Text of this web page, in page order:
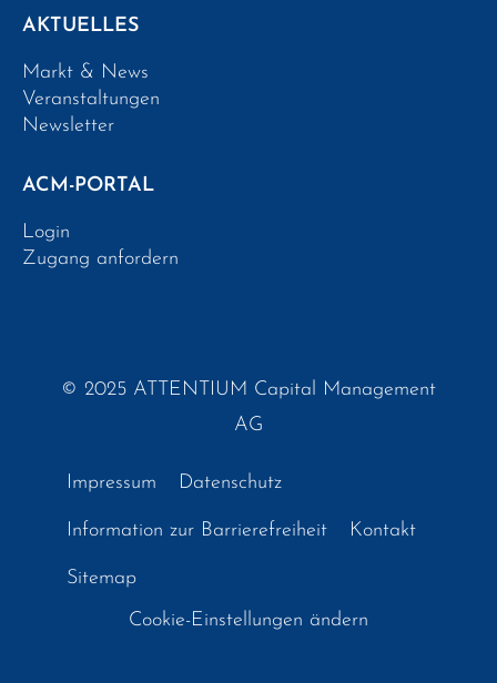
AKTUELLES
Markt & News
Veranstaltungen
Newsletter
ACM-PORTAL
Login
Zugang anfordern
© 2025 ATTENTIUM Capital Management
AG
Impressum Datenschutz
Information zur Barrierefreiheit Kontakt
Sitemap
Cookie-Einstellungen ändern